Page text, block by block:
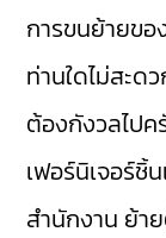
การขนย้ายขอ
ท่านใดไม่สะด
ต้องกังวลไปค
เฟอร์นิเจอร์ชิ้
สำนักงาน ย้า